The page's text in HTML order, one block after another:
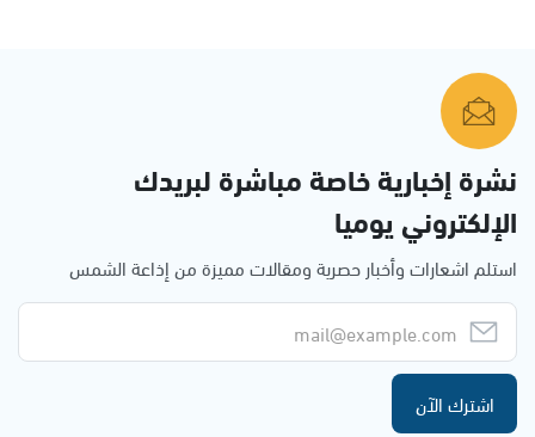
نشرة إخبارية خاصة مباشرة لبريدك
الإلكتروني يوميا
استلم اشعارات وأخبار حصرية ومقالات مميزة من إذاعة الشمس
اشترك الآن